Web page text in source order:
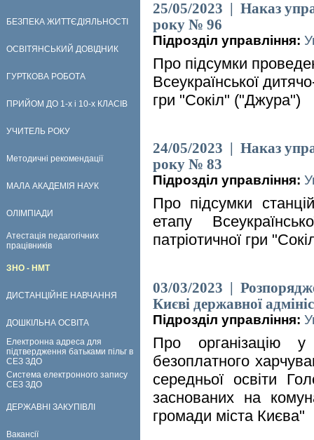
БЕЗПЕКА ЖИТТЄДІЯЛЬНОСТІ
ОСВІТЯНСЬКИЙ ДОВІДНИК
ГУРТКОВА РОБОТА
ПРИЙОМ ДО 1-х і 10-х КЛАСІВ
УЧИТЕЛЬ РОКУ
Методичні рекомендації
МАЛА АКАДЕМІЯ НАУК
ОЛІМПІАДИ
Атестація педагогічних
працівників
ЗНО - НМТ
ДИСТАНЦІЙНЕ НАВЧАННЯ
ДОШКІЛЬНА ОСВІТА
Електронна адреса для
підтвердження батьками пільг в
СЕЗ ЗДО
Система електронного запису
СЕЗ ЗДО
ДЕРЖАВНІ ЗАКУПІВЛІ
Вакансії
25/05/2023 | Наказ
року № 96
Підрозділ управління:
Про підсумки
Всеукраїнської
гри "Сокіл" ("Джура")
24/05/2023 | Наказ
року № 83
Підрозділ управління:
Про підсумки
етапу
патріотичної гри
03/03/2023 |
Києві державної
Підрозділ управління:
Про організацію
безоплатного
середньої освіти
заснованих на
громади міста Києва"